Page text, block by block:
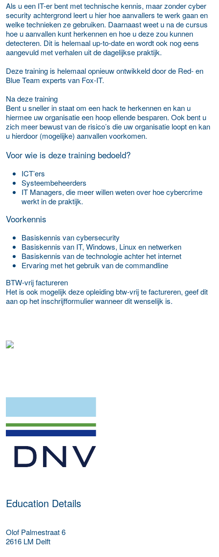
Als u een IT-er bent met technische kennis, maar zonder cyber
security achtergrond leert u hier hoe aanvallers te werk gaan en
welke technieken ze gebruiken. Daarnaast weet u na de cursus
hoe u aanvallen kunt herkennen en hoe u deze zou kunnen
detecteren. Dit is helemaal up-to-date en wordt ook nog eens
aangevuld met verhalen uit de dagelijkse praktijk.
Deze training is helemaal opnieuw ontwikkeld door de Red- en
Blue Team experts van Fox-IT.
Na deze training
Bent u sneller in staat om een hack te herkennen en kan u
hiermee uw organisatie een hoop ellende besparen. Ook bent u
zich meer bewust van de risico’s die uw organisatie loopt en kan
u hierdoor (mogelijke) aanvallen voorkomen.
Voor wie is deze training bedoeld?
ICT’ers
Systeembeheerders
IT Managers, die meer willen weten over hoe cybercrime
werkt in de praktijk.
Voorkennis
Basiskennis van cybersecurity
Basiskennis van IT, Windows, Linux en netwerken
Basiskennis van de technologie achter het internet
Ervaring met het gebruik van de commandline
BTW-vrij factureren
Het is ook mogelijk deze opleiding btw-vrij te factureren, geef dit
aan op het inschrijfformulier wanneer dit wenselijk is.
about this provider
Education Details
Olof Palmestraat 6
2616 LM Delft